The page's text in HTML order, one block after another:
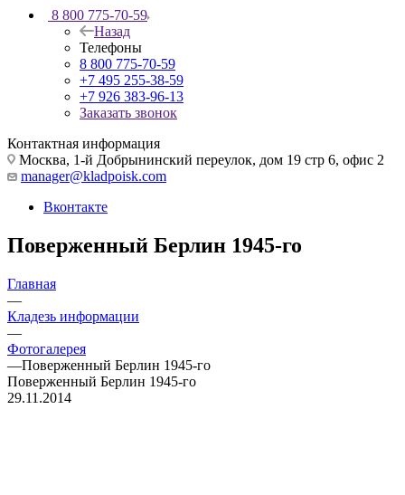
8 800 775-70-59
Назад
Телефоны
8 800 775-70-59
+7 495 255-38-59
+7 926 383-96-13
Заказать звонок
Контактная информация
Москва, 1-й Добрынинский переулок, дом 19 стр 6, офис 2
manager@kladpoisk.com
Вконтакте
Поверженный Берлин 1945-го
Главная
—
Кладезь информации
—
Фотогалерея
—Поверженный Берлин 1945-го
Поверженный Берлин 1945-го
29.11.2014